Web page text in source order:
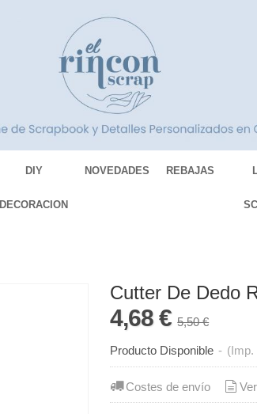
DIY
DECORACION
NOVEDADES REBAJAS
Cutter De Dedo
4,68 €5,50 €
Producto Disponible - (Imp.
Costes de envío